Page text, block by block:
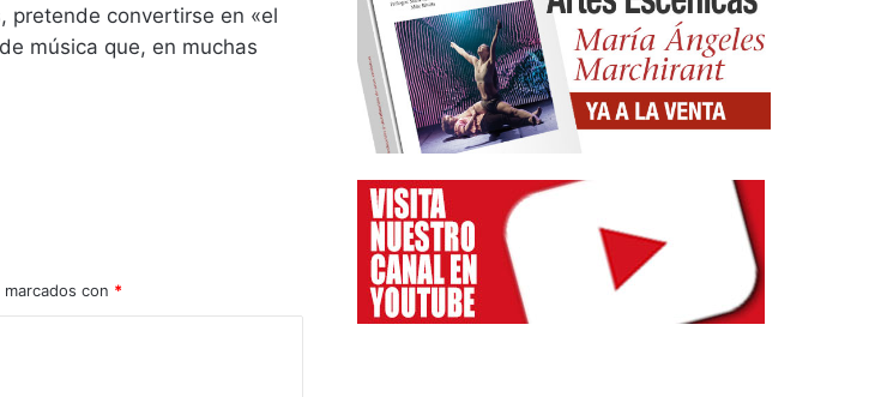
pretende convertirse en «el
música que, en muchas
con *